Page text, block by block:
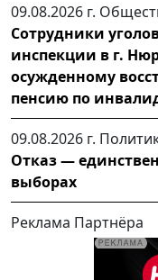
09.08.2026 г.
Сотрудники
инспекции в г.
осужденному
пенсию по
09.08.2026 г.
Отказ —
выборах
Реклама Партнёра